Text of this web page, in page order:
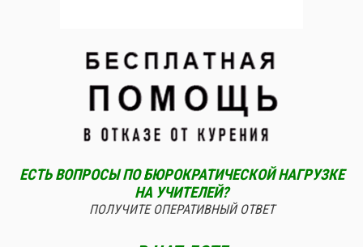
ЕСТЬ ВОПРОСЫ ПО БЮРОКРАТИЧЕСКОЙ НАГРУЗКЕ
НА УЧИТЕЛЕЙ?
ПОЛУЧИТЕ ОПЕРАТИВНЫЙ ОТВЕТ